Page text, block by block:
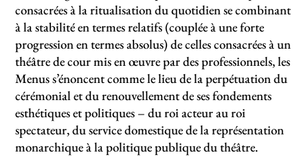
consacrées à la ritualisation du quotidien se combinant
à la stabilité en termes relatifs (couplée à une forte
progression en termes absolus) de celles consacrées à un
théâtre de cour mis en œuvre par des professionnels, les
Menus s’énoncent comme le lieu de la perpétuation du
cérémonial et du renouvellement de ses fondements
esthétiques et politiques – du roi acteur au roi
spectateur, du service domestique de la représentation
monarchique à la politique publique du théâtre.